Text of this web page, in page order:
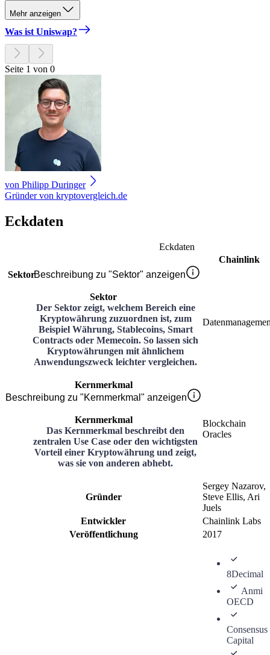
Mehr anzeigen
Was ist Uniswap?
Seite 1 von 0
von Philipp Duringer
Gründer von kryptovergleich.de
Eckdaten
Eckdaten
Chainlink
SektorBeschreibung zu "Sektor" anzeigen
Sektor
Der Sektor zeigt, welchem Bereich eine
Kryptowährung zuzuordnen ist, zum
Beispiel Währung, Stablecoins, Smart
Contracts oder Memecoin. So lassen sich
Kryptowährungen mit ähnlichem
Anwendungszweck leichter vergleichen.
Kernmerkmal
Beschreibung zu "Kernmerkmal" anzeigen
Kernmerkmal
Das Kernmerkmal beschreibt den
zentralen Use Case oder den wichtigsten
Vorteil einer Kryptowährung und zeigt,
was sie von anderen abhebt.
Blockchain
Oracles
Gründer
Sergey Nazarov,
Steve Ellis, Ari
Juels
Entwickler
Chainlink Labs
Veröffentlichung
2017
8Decimal
Anmi
OECD
Consensus
Capital